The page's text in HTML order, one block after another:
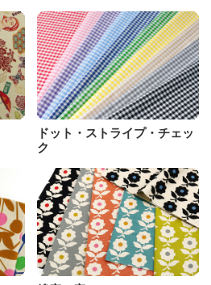
ドット・ストライプ・チェッ
ク